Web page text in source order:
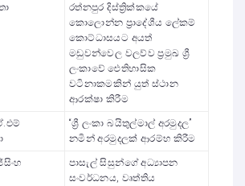
රත්නපුර දිස්ත්‍රික්කයේ
කොලොන්න ප්‍රාදේශීය ලේකම්
කොට්ධාසයට අයත්
මඩුවන්වෙල වලව්ව ප්‍රමුඛ ශ්‍රී
ලංකාවේ ඓතිහාසික
වටිනාකමකින් යුත් ස්ථාන
ආරක්ෂා කිරීම
“ශ්‍රී ලංකා බයිතුල්මාල් අරමුදල”
නමින් අරමුදලක් ආරම්භ කිරීම
පාසැල් සිසුන්ගේ අධ්‍යාපන
සංවර්ධනය, වෘත්තිය